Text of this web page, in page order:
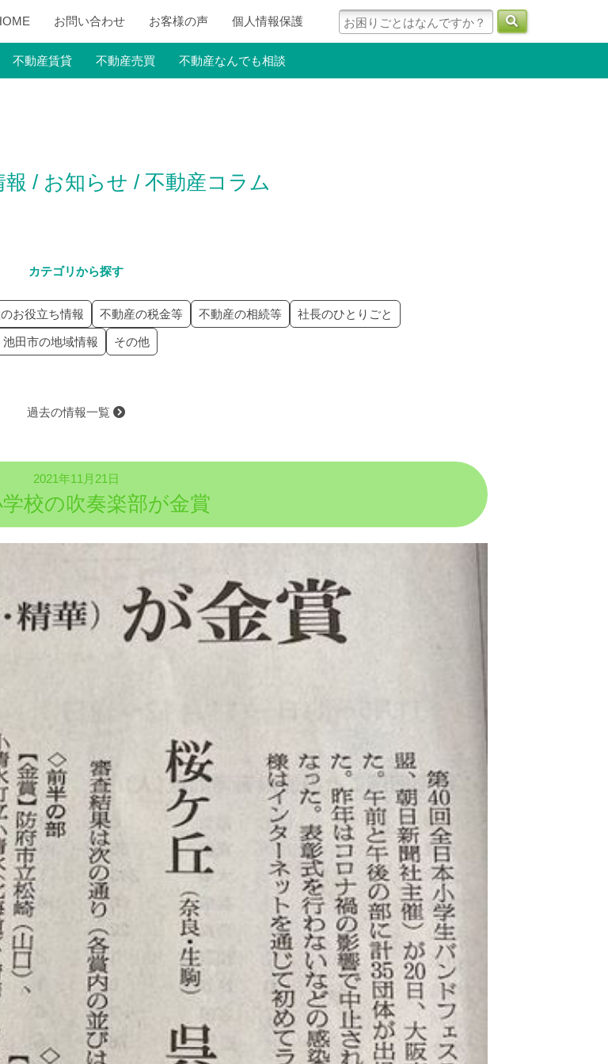
お問い合わせ お客様の声 個人情報保護
不動産賃貸 不動産売買 不動産なんでも相談
報 / お知らせ / 不動産コラム
カテゴリから探す
お役立ち情報 不動産の税金等 不動産の相続等 社長のひとりごと
池田市の地域情報 その他
過去の情報一覧
2021年11月21日
校の吹奏楽部が金賞